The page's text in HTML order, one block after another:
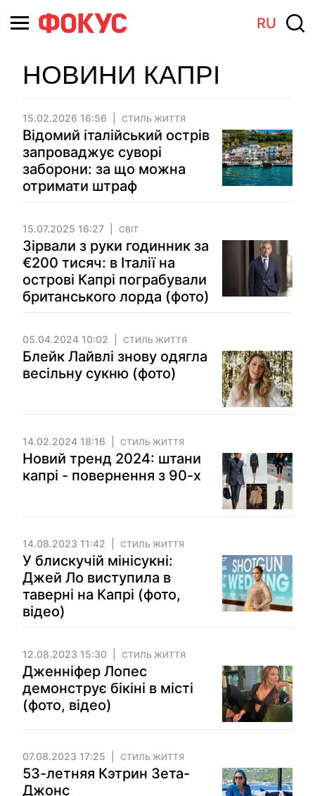
RU
НОВИНИ КАПРІ
15.02.2026 16:56 СТИЛЬ ЖИТТЯ
Відомий італійський острів
запроваджує суворі
заборони: за що можна
отримати штраф
15.07.2025 16:27 СВІТ
Зірвали з руки годинник за
€200 тисяч: в Італії на
острові Капрі пограбували
британського лорда (фото)
05.04.2024 10:02 СТИЛЬ ЖИТТЯ
Блейк Лайвлі знову одягла
весільну сукню (фото)
14.02.2024 18:16 СТИЛЬ ЖИТТЯ
Новий тренд 2024: штани
капрі - повернення з 90-х
14.08.2023 11:42 СТИЛЬ ЖИТТЯ
У блискучій мінісукні:
Джей Ло виступила в
таверні на Капрі (фото,
відео)
12.08.2023 15:30 СТИЛЬ ЖИТТЯ
Дженніфер Лопес
демонструє бікіні в місті
(фото, відео)
07.08.2023 17:25 СТИЛЬ ЖИТТЯ
53-летняя Кэтрин Зета-
Джонс